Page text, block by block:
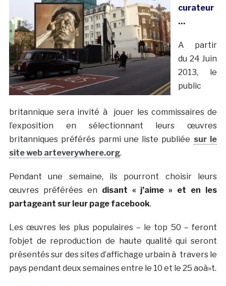
curateur
…
A partir
du 24 Juin
2013, le
public
britannique sera invité à jouer les commissaires de
l’exposition en sélectionnant leurs œuvres
britanniques préférés parmi une liste publiée sur le
site web arteverywhere.org.
Pendant une semaine, ils pourront choisir leurs
œuvres préférées en disant « j’aime » et en les
partageant sur leur page facebook.
Les œuvres les plus populaires – le top 50 – feront
l’objet de reproduction de haute qualité qui seront
présentés sur des sites d’affichage urbain à travers le
pays pendant deux semaines entre le 10 et le 25 aoà»t.